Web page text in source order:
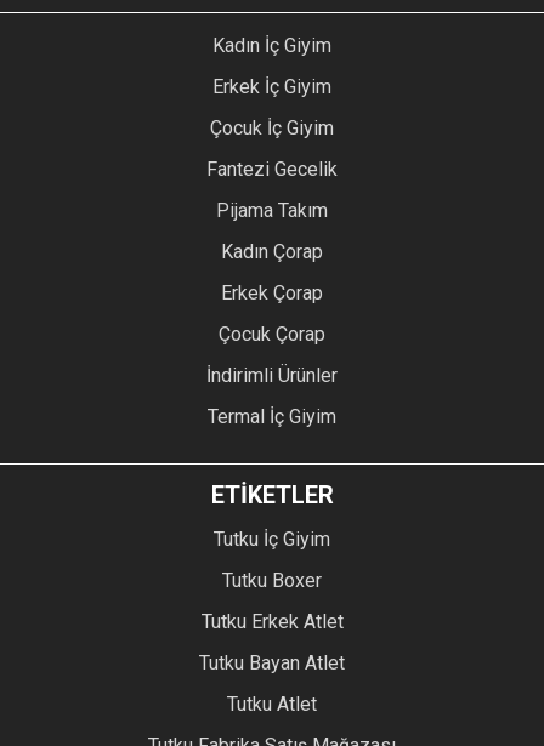
Kadın İç Giyim
Erkek İç Giyim
Çocuk İç Giyim
Fantezi Gecelik
Pijama Takım
Kadın Çorap
Erkek Çorap
Çocuk Çorap
İndirimli Ürünler
Termal İç Giyim
ETİKETLER
Tutku İç Giyim
Tutku Boxer
Tutku Erkek Atlet
Tutku Bayan Atlet
Tutku Atlet